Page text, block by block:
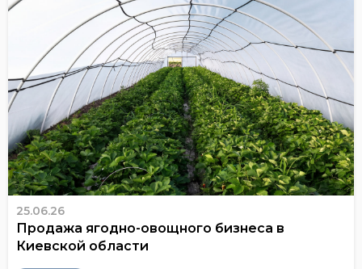
25.06.26
Продажа ягодно-овощного бизнеса в
Киевской области